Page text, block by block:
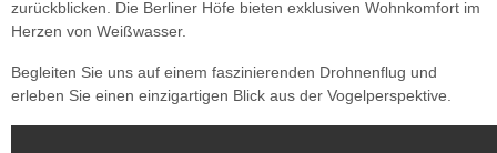
zurückblicken. Die Berliner Höfe bieten exklusiven Wohnkomfort im
Herzen von Weißwasser.
Begleiten Sie uns auf einem faszinierenden Drohnenflug und
erleben Sie einen einzigartigen Blick aus der Vogelperspektive.